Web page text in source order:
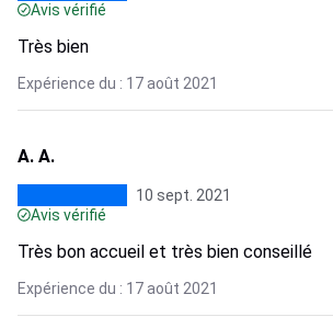
Avis vérifié
Très bien
Expérience du : 17 août 2021
A. A.
10 sept. 2021
Avis vérifié
Très bon accueil et très bien conseillé
Expérience du : 17 août 2021